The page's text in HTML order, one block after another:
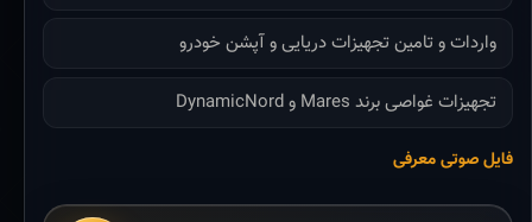
واردات و تامین تجهیزات دریایی و آپشن خودرو
تجهیزات غواصی برند Mares و DynamicNord
فایل صوتی معرفی